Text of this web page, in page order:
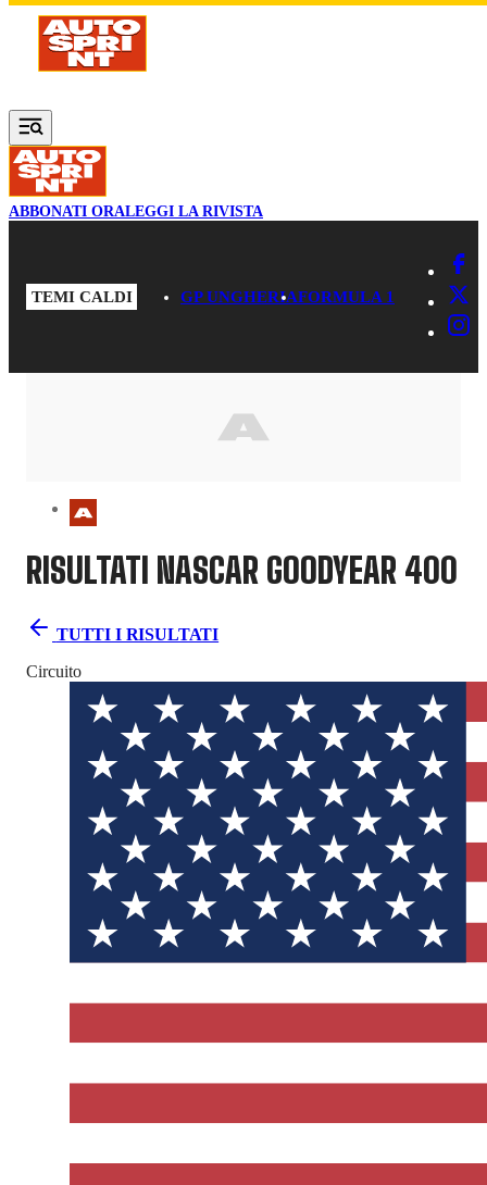
Vai al contenuto principale
ABBONATI ORALEGGI LA RIVISTA
TEMI CALDI GP UNGHERIAFORMULA 1
RISULTATI NASCAR GOODYEAR 400
TUTTI I RISULTATI
Circuito